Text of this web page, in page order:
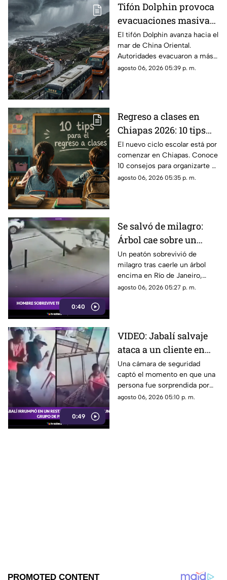
Tifón Dolphin provoca
evacuaciones masivas;
este es el pronóstico de
su trayectoria
El tifón Dolphin avanza hacia el
mar de China Oriental.
Autoridades evacuaron a más
de 10.000 personas y activa
agosto 06, 2026 05:39 p. m.
Regreso a clases en
Chiapas 2026: 10 tips
para un inicio de ciclo
escolar exitoso
El nuevo ciclo escolar está por
comenzar en Chiapas. Conoce
10 consejos para organizarte y
regresar a clases de la mejor
agosto 06, 2026 05:35 p. m.
0:40
Se salvó de milagro:
Árbol cae sobre un
hombre en Río de
Janeiro y sufre solo
heridas leves
Un peatón sobrevivió de
milagro tras caerle un árbol
encima en Río de Janeiro,
Brasil. A pesar del fuerte
agosto 06, 2026 05:27 p. m.
0:49
VIDEO: Jabalí salvaje
ataca a un cliente en
una tienda de té en
India
Una cámara de seguridad
captó el momento en que una
persona fue sorprendida por
un animal salvaje dentro de un
agosto 06, 2026 05:10 p. m.